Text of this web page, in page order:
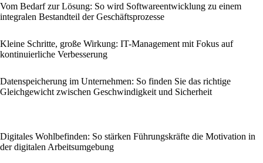
Vom Bedarf zur Lösung: So wird Softwareentwicklung zu einem
integralen Bestandteil der Geschäftsprozesse
Kleine Schritte, große Wirkung: IT-Management mit Fokus auf
kontinuierliche Verbesserung
Datenspeicherung im Unternehmen: So finden Sie das richtige
Gleichgewicht zwischen Geschwindigkeit und Sicherheit
Digitales Wohlbefinden: So stärken Führungskräfte die Motivation in
der digitalen Arbeitsumgebung